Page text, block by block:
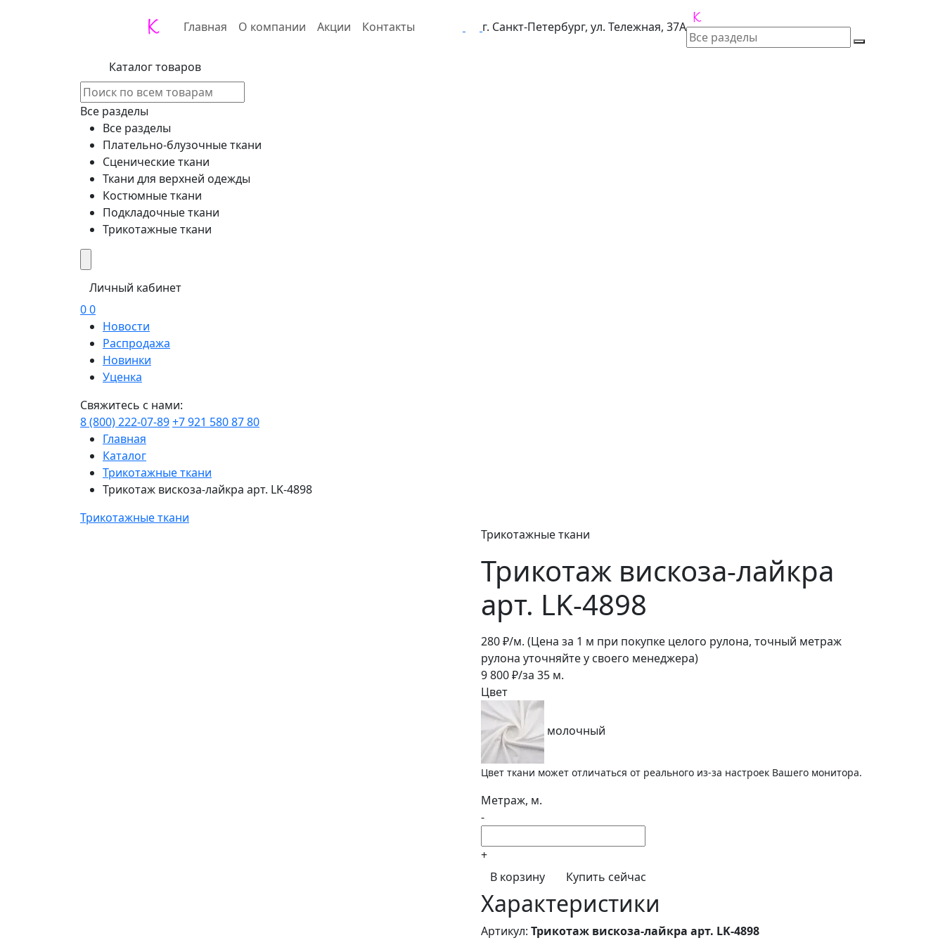
Главная О компании Акции Контакты г. Санкт-Петербург, ул. Тележная, 37А
Каталог товаров
Все разделы
Все разделы
Плательно-блузочные ткани
Сценические ткани
Ткани для верхней одежды
Костюмные ткани
Подкладочные ткани
Трикотажные ткани
Личный кабинет
00
Новости
Распродажа
Новинки
Уценка
Свяжитесь с нами:
8 (800) 222-07-89+7 921 580 87 80
Главная
Каталог
Трикотажные ткани
Трикотаж вискоза-лайкра арт. LK-4898
Трикотажные ткани
Трикотажные ткани
Трикотаж вискоза-лайкра
арт. LK-4898
280₽/м. (Цена за 1 м при покупке целого рулона, точный метраж
рулона уточняйте у своего менеджера)
9 800₽/за 35 м.
Цвет
молочный
Цвет ткани может отличаться от реального из-за настроек Вашего монитора.
Метраж, м.
-
+
В корзину
Купить сейчас
Характеристики
Артикул: Трикотаж вискоза-лайкра арт. LK-4898